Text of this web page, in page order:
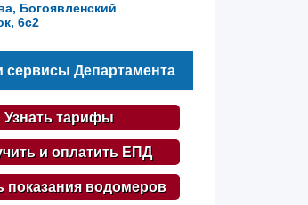
Богоявленский
6с2
сервисы Департамента
Узнать тарифы
и оплатить ЕПД
показания водомеров